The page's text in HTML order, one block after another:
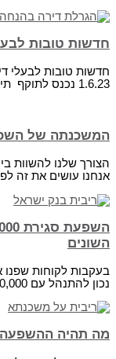
חדשות טובות
חדשות טובות לבעלי
1.6.23 נכנס לתוקף תיקון לחוק שמאפשר לבעלי נכס יחיד (למגורים)
המשכנתה של
הצורך שלנו להשוות
אנחנו עושים את זה
השונים
בעקבות לקוחות
נכון להתנהל עם 100,000 שקלים ״פנויים״ שמיועדים לסגירת אחד
מה תהיה ההשפעה